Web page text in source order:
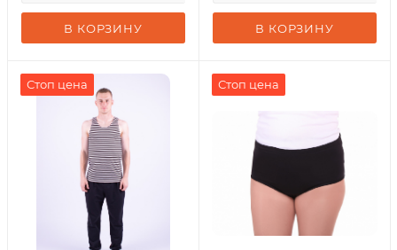
В КОРЗИНУ В КОРЗИНУ
Стоп цена Стоп цена